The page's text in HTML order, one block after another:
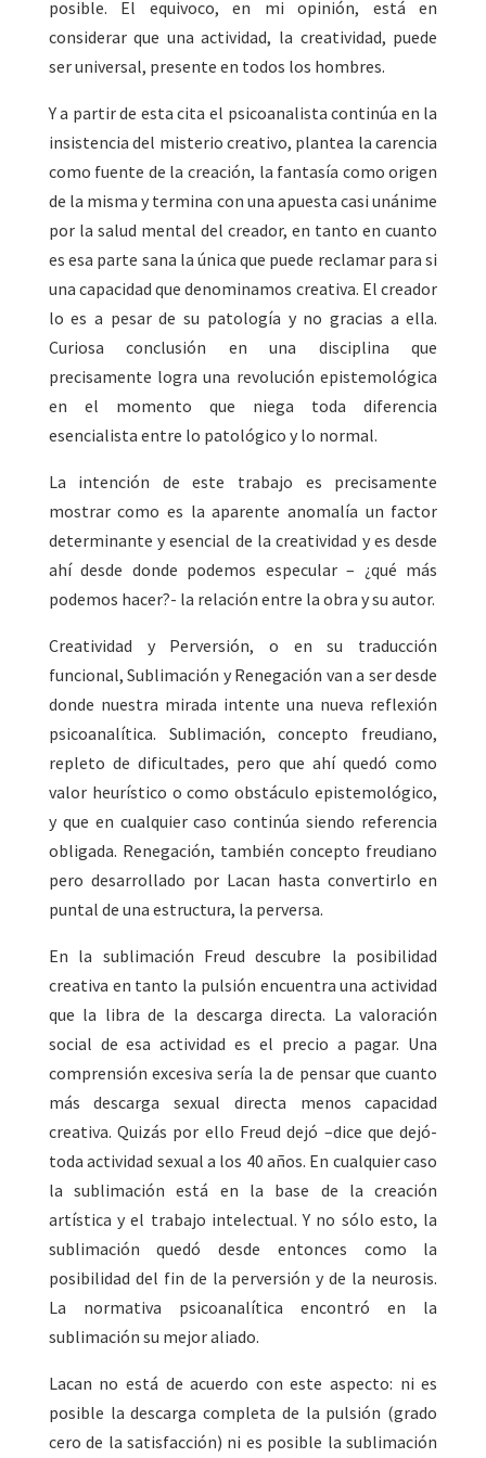
posible. El equivoco, en mi opinión, está en
considerar que una actividad, la creatividad, puede
ser universal, presente en todos los hombres.
Y a partir de esta cita el psicoanalista continúa en la
insistencia del misterio creativo, plantea la carencia
como fuente de la creación, la fantasía como origen
de la misma y termina con una apuesta casi unánime
por la salud mental del creador, en tanto en cuanto
es esa parte sana la única que puede reclamar para si
una capacidad que denominamos creativa. El creador
lo es a pesar de su patología y no gracias a ella.
Curiosa conclusión en una disciplina que
precisamente logra una revolución epistemológica
en el momento que niega toda diferencia
esencialista entre lo patológico y lo normal.
La intención de este trabajo es precisamente
mostrar como es la aparente anomalía un factor
determinante y esencial de la creatividad y es desde
ahí desde donde podemos especular – ¿qué más
podemos hacer?- la relación entre la obra y su autor.
Creatividad y Perversión, o en su traducción
funcional, Sublimación y Renegación van a ser desde
donde nuestra mirada intente una nueva reflexión
psicoanalítica. Sublimación, concepto freudiano,
repleto de dificultades, pero que ahí quedó como
valor heurístico o como obstáculo epistemológico,
y que en cualquier caso continúa siendo referencia
obligada. Renegación, también concepto freudiano
pero desarrollado por Lacan hasta convertirlo en
puntal de una estructura, la perversa.
En la sublimación Freud descubre la posibilidad
creativa en tanto la pulsión encuentra una actividad
que la libra de la descarga directa. La valoración
social de esa actividad es el precio a pagar. Una
comprensión excesiva sería la de pensar que cuanto
más descarga sexual directa menos capacidad
creativa. Quizás por ello Freud dejó –dice que dejó-
toda actividad sexual a los 40 años. En cualquier caso
la sublimación está en la base de la creación
artística y el trabajo intelectual. Y no sólo esto, la
sublimación quedó desde entonces como la
posibilidad del fin de la perversión y de la neurosis.
La normativa psicoanalítica encontró en la
sublimación su mejor aliado.
Lacan no está de acuerdo con este aspecto: ni es
posible la descarga completa de la pulsión (grado
cero de la satisfacción) ni es posible la sublimación